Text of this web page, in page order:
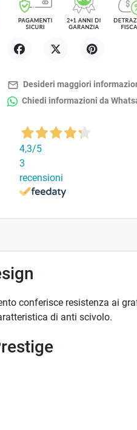
mail_outline Desideri maggiori
Chiedi informazioni da
4,3/5
3
recensioni
conferisce resistenza ai
di anti scivolo.